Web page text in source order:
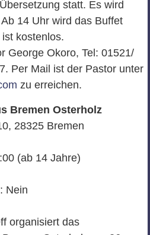
statt. Es wird
14 Uhr wird das Buffet
kostenlos.
George Okoro, Tel: 01521/
Per Mail ist der Pastor unter
zu erreichen.
Bremen Osterholz
28325 Bremen
(ab 14 Jahre)
Nein
organisiert das